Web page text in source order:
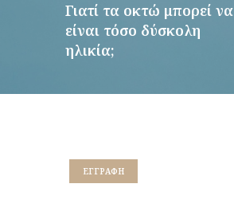
Γιατί τα οκτώ μπορεί να
είναι τόσο δύσκολη
ηλικία;
EΓΓΡΑΦΉ